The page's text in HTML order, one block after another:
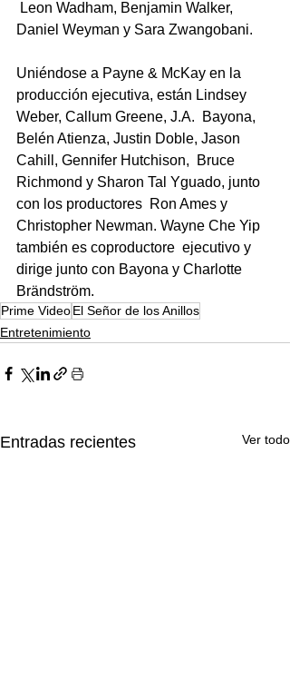
Leon Wadham, Benjamin Walker,
Daniel Weyman y Sara Zwangobani.
Uniéndose a Payne & McKay en la
producción ejecutiva, están Lindsey
Weber, Callum Greene, J.A.  Bayona,
Belén Atienza, Justin Doble, Jason
Cahill, Gennifer Hutchison,  Bruce
Richmond y Sharon Tal Yguado, junto
con los productores  Ron Ames y
Christopher Newman. Wayne Che Yip
también es coproductore  ejecutivo y
dirige junto con Bayona y Charlotte
Brändström.
Prime VideoEl Señor de los Anillos
Entretenimiento
Entradas recientes Ver todo